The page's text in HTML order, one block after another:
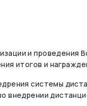
и проведения
итогов и
системы
внедрении